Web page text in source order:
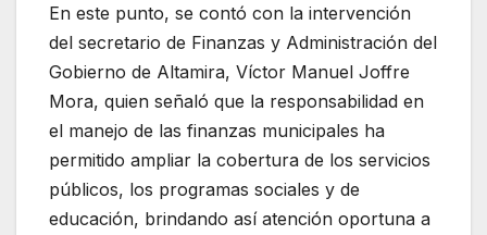
En este punto, se contó con la intervención
del secretario de Finanzas y Administración del
Gobierno de Altamira, Víctor Manuel Joffre
Mora, quien señaló que la responsabilidad en
el manejo de las finanzas municipales ha
permitido ampliar la cobertura de los servicios
públicos, los programas sociales y de
educación, brindando así atención oportuna a